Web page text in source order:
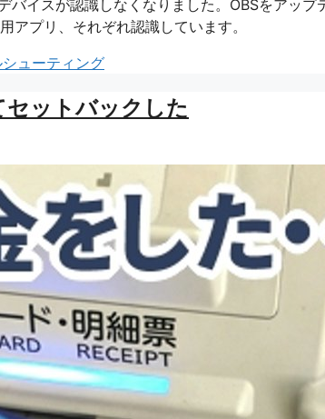
イスが認識しなくなりました。OBSをアップ
プリ、それぞれ認識しています。
シューティング
ットバックした